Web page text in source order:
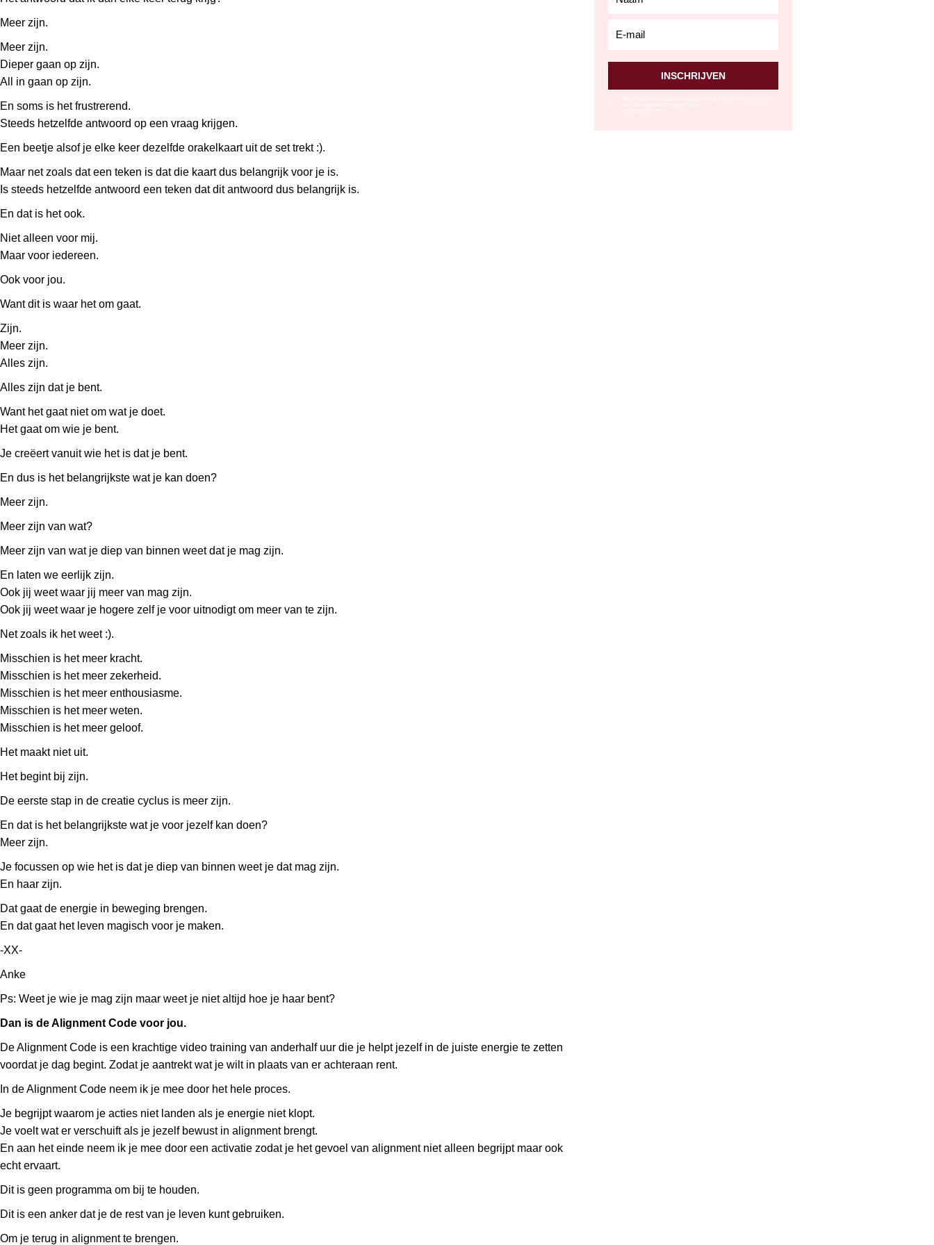
Meer zijn.
Meer zijn.
Dieper gaan op zijn.
All in gaan op zijn.
En soms is het frustrerend.
Steeds hetzelfde antwoord op een vraag krijgen.
Een beetje alsof je elke keer dezelfde orakelkaart uit de set trekt :).
Maar net zoals dat een teken is dat die kaart dus belangrijk voor je is.
Is steeds hetzelfde antwoord een teken dat dit antwoord dus belangrijk is.
En dat is het ook.
Niet alleen voor mij.
Maar voor iedereen.
Ook voor jou.
Want dit is waar het om gaat.
Zijn.
Meer zijn.
Alles zijn.
Alles zijn dat je bent.
Want het gaat niet om wat je doet.
Het gaat om wie je bent.
Je creëert vanuit wie het is dat je bent.
En dus is het belangrijkste wat je kan doen?
Meer zijn.
Meer zijn van wat?
Meer zijn van wat je diep van binnen weet dat je mag zijn.
En laten we eerlijk zijn.
Ook jij weet waar jij meer van mag zijn.
Ook jij weet waar je hogere zelf je voor uitnodigt om meer van te zijn.
Net zoals ik het weet :).
Misschien is het meer kracht.
Misschien is het meer zekerheid.
Misschien is het meer enthousiasme.
Misschien is het meer weten.
Misschien is het meer geloof.
Het maakt niet uit.
Het begint bij zijn.
De eerste stap in de creatie cyclus is meer zijn.
En dat is het belangrijkste wat je voor jezelf kan doen?
Meer zijn.
Je focussen op wie het is dat je diep van binnen weet je dat mag zijn.
En haar zijn.
Dat gaat de energie in beweging brengen.
En dat gaat het leven magisch voor je maken.
-XX-
Anke
Ps: Weet je wie je mag zijn maar weet je niet altijd hoe je haar bent?
Dan is de Alignment Code voor jou.
De Alignment Code is een krachtige video training van anderhalf uur die je helpt jezelf in de juiste energie te zetten
voordat je dag begint. Zodat je aantrekt wat je wilt in plaats van er achteraan rent.
In de Alignment Code neem ik je mee door het hele proces.
Je begrijpt waarom je acties niet landen als je energie niet klopt.
Je voelt wat er verschuift als je jezelf bewust in alignment brengt.
En aan het einde neem ik je mee door een activatie zodat je het gevoel van alignment niet alleen begrijpt maar ook
echt ervaart.
Dit is geen programma om bij te houden.
Dit is een anker dat je de rest van je leven kunt gebruiken.
Om je terug in alignment te brengen.
INSCHRIJVEN